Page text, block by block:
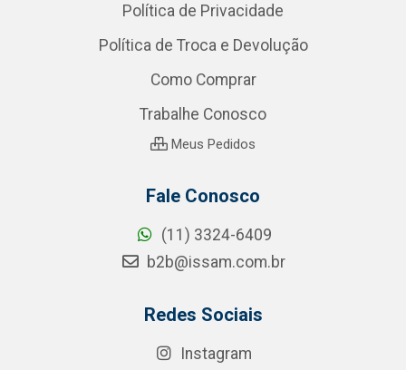
Política de Privacidade
Política de Troca e Devolução
Como Comprar
Trabalhe Conosco
Meus Pedidos
Fale Conosco
(11) 3324-6409
b2b@issam.com.br
Redes Sociais
Instagram